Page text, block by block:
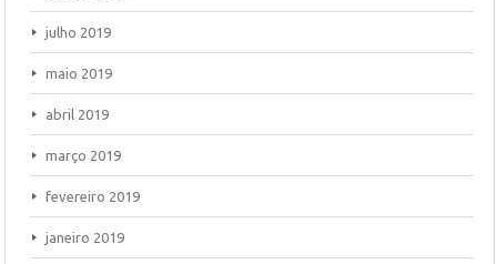
julho 2019
maio 2019
abril 2019
março 2019
fevereiro 2019
janeiro 2019